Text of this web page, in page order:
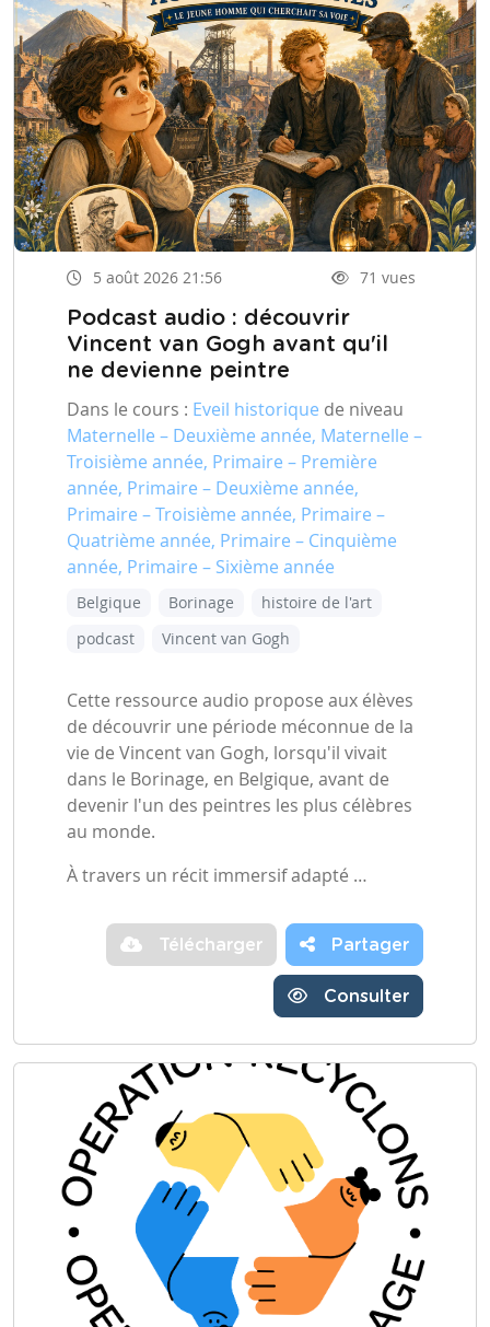
5 août 2026 21:56 71 vues
Podcast audio : découvrir
Vincent van Gogh avant qu'il
ne devienne peintre
Dans le cours : Eveil historique de niveau
Maternelle – Deuxième année, Maternelle –
Troisième année, Primaire – Première
année, Primaire – Deuxième année,
Primaire – Troisième année, Primaire –
Quatrième année, Primaire – Cinquième
année, Primaire – Sixième année
Belgique Borinage
histoire de l'art
podcast
Vincent van Gogh
Cette ressource audio propose aux élèves
de découvrir une période méconnue de la
vie de Vincent van Gogh, lorsqu'il vivait
dans le Borinage, en Belgique, avant de
devenir l'un des peintres les plus célèbres
au monde.
À travers un récit immersif adapté …
Télécharger Partager
Consulter